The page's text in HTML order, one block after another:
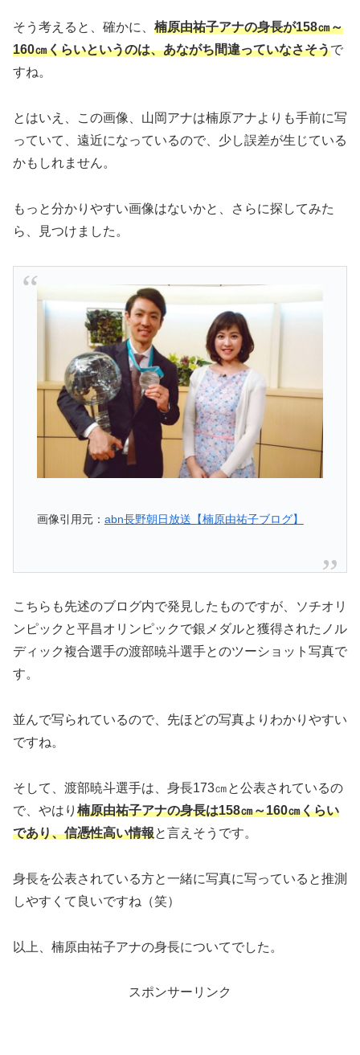
そう考えると、確かに、 楠原由祐子アナの身長が158㎝～
160㎝くらいというのは、あながち間違っていなさそうで
すね。
とはいえ、この画像、山岡アナは楠原アナよりも手前に写
っていて、遠近になっているので、少し誤差が生じている
かもしれません。
もっと分かりやすい画像はないかと、さらに探してみた
ら、見つけました。
画像引用元： abn長野朝日放送【楠原由祐子ブログ】
こちらも先述のブログ内で発見したものですが、ソチオリ
ンピックと平昌オリンピックで銀メダルと獲得されたノル
ディック複合選手の渡部暁斗選手とのツーショット写真で
す。
並んで写られているので、先ほどの写真よりわかりやすい
ですね。
そして、渡部暁斗選手は、身長173㎝と公表されているの
で、やはり 楠原由祐子アナの身長は158㎝～160㎝くらい
であり、信憑性高い情報と言えそうです。
身長を公表されている方と一緒に写真に写っていると推測
しやすくて良いですね（笑）
以上、楠原由祐子アナの身長についてでした。
スポンサーリンク